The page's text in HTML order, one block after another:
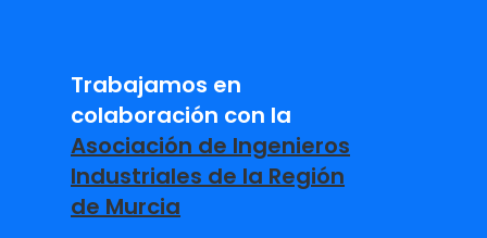
Trabajamos en
colaboración con la
Asociación de Ingenieros
Industriales de la Región
de Murcia